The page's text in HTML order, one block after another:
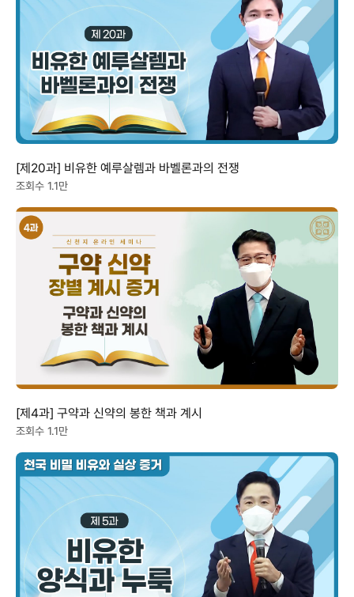
[제20과] 비유한 예루살렘과 바벨론과의 전쟁
조회수 1.1만
[제4과] 구약과 신약의 봉한 책과 계시
조회수 1.1만